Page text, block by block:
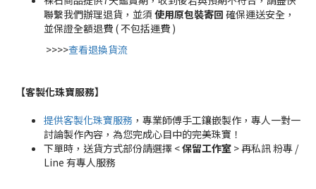
聯繫我們辦理退貨，並須 使用原包裝寄回 確保運送安全，
並保證全額退費 ( 不包括運費 )
>>>>查看退換貨流
【客製化珠寶服務】
提供客製化珠寶服務 ，專業師傅手工鑲嵌製作，專人一對一
討論製作內容，為您完成心目中的完美珠寶！
下單時，送貨方式部份請選擇 <保留工作室 > 再私訊 粉專 /
Line 有專人服務